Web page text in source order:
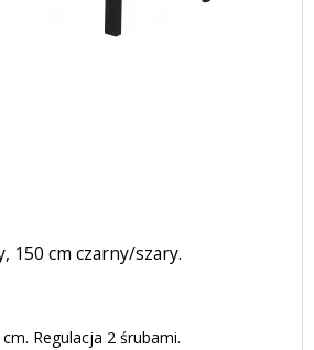
150 cm czarny/szary.
Regulacja 2 śrubami.